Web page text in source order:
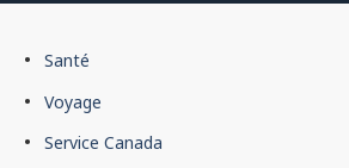
Pied
de
page
du
Santé
Voyage
Service Canada